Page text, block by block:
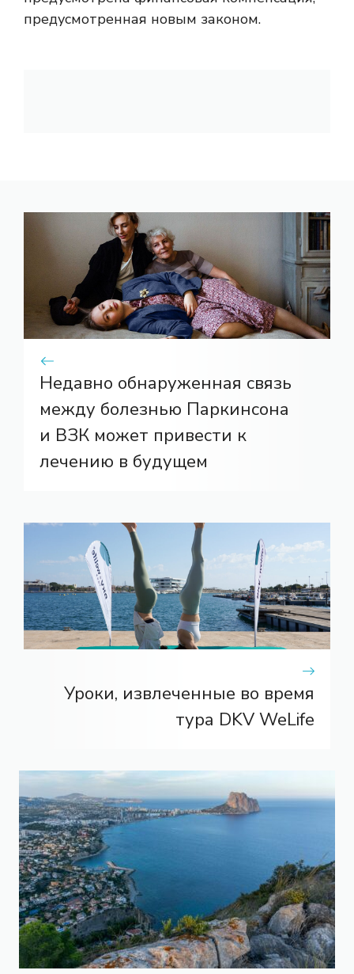
предусмотренная новым законом.
Недавно обнаруженная связь
между болезнью Паркинсона
и ВЗК может привести к
лечению в будущем
Уроки, извлеченные во время
тура DKV WeLife